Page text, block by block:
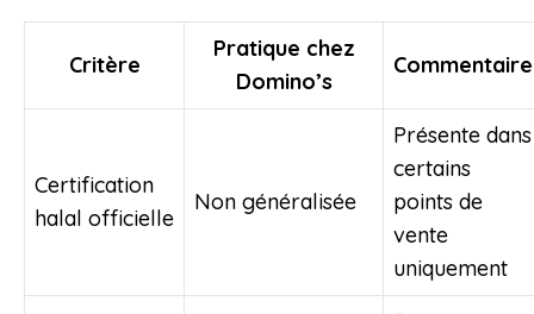
Critère
Pratique chez
Domino’s
Commentaire
Certification
halal officielle
Non généralisée
Présente dans
certains
points de
vente
uniquement